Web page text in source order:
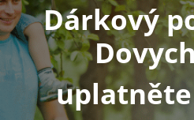
Dárkový
uplatněte